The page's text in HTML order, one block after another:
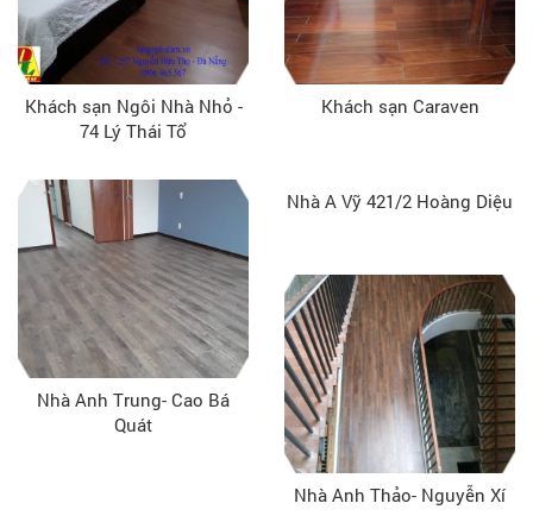
Khách sạn Ngôi Nhà Nhỏ -
74 Lý Thái Tổ
Khách sạn Caraven
Nhà Anh Trung- Cao Bá
Quát
Nhà A Vỹ 421/2 Hoàng Diệu
Nhà Anh Thảo- Nguyễn Xí